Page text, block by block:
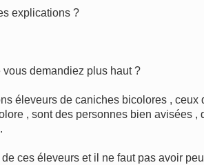
explications ?
demandiez plus haut ?
éleveurs de caniches bicolores , ceux
, sont des personnes bien avisées ,
ces éleveurs et il ne faut pas avoir